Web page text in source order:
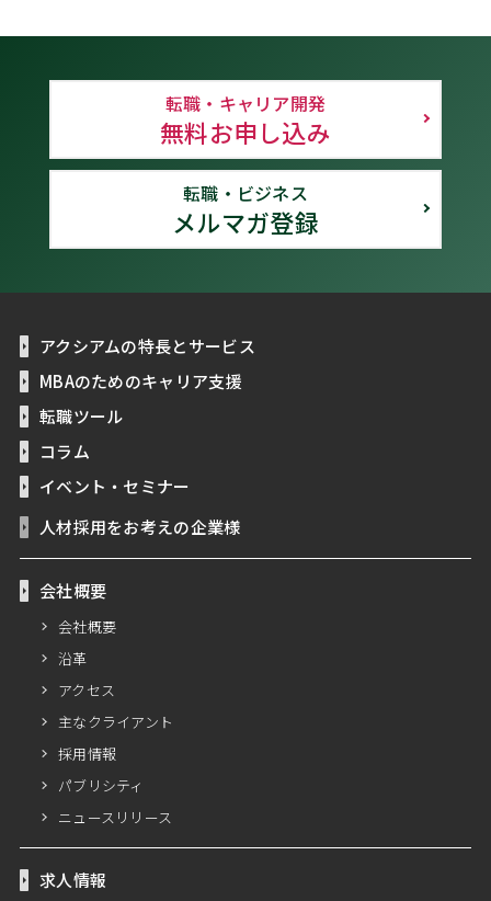
転職・キャリア開発
無料お申し込み
転職・ビジネス
メルマガ登録
アクシアムの特長とサービス
MBAのためのキャリア支援
転職ツール
コラム
イベント・セミナー
人材採用をお考えの企業様
会社概要
会社概要
沿革
アクセス
主なクライアント
採用情報
パブリシティ
ニュースリリース
求人情報